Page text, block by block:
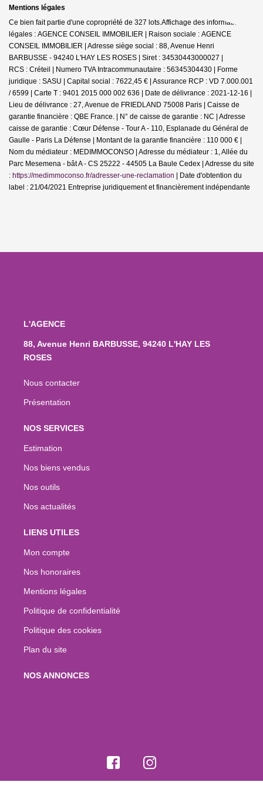
Mentions légales
Ce bien fait partie d'une copropriété de 327 lots.Affichage des informations
légales : AGENCE CONSEIL IMMOBILIER | Raison sociale : AGENCE
CONSEIL IMMOBILIER | Adresse siège social : 88, Avenue Henri
BARBUSSE - 94240 L'HAY LES ROSES | Siret : 34530443000027 |
RCS : Créteil | Numero TVA Intracommunautaire : 56345304430 | Forme
juridique : SASU | Capital social : 7622,45 € | Assurance RCP : VD 7.000.001
/ 6599 | Carte T : 9401 2015 000 002 636 | Date de délivrance : 2021-12-16 |
Lieu de délivrance : 27, Avenue de FRIEDLAND 75008 Paris | Caisse de
garantie financière : QBE France. | N° de caisse de garantie : NC | Adresse
caisse de garantie : Cœur Défense - Tour A - 110, Esplanade du Général de
Gaulle - Paris La Défense | Montant de la garantie financière : 110 000 € |
Nom du médiateur : MEDIMMOCONSO | Adresse du médiateur : 1, Allée du
Parc Mesemena - bât A - CS 25222 - 44505 La Baule Cedex | Adresse du site
: https://medimmoconso.fr/adresser-une-reclamation | Date d'obtention du
label : 21/04/2021 Entreprise juridiquement et financièrement indépendante
L'AGENCE
88, Avenue Henri BARBUSSE, 94240 L'HAY LES
ROSES
Nous contacter
Présentation
NOS SERVICES
Estimation
Nos biens vendus
Nos outils
Nos actualités
LIENS UTILES
Mon compte
Nos honoraires
Mentions légales
Politique de confidentialité
Politique des cookies
Plan du site
NOS ANNONCES